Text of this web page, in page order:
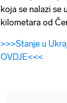
koja se nalazi se
kilometara od
>>>Stanje u
OVDJE<<<